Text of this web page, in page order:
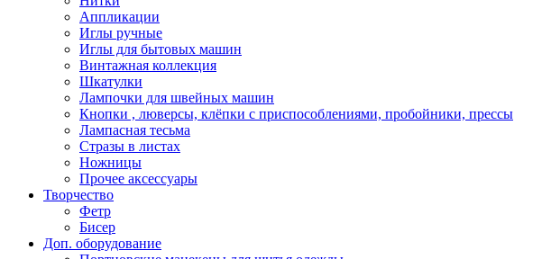
Аппликации
Иглы ручные
Иглы для бытовых машин
Винтажная коллекция
Шкатулки
Лампочки для швейных машин
Кнопки , люверсы, клёпки с приспособлениями, пробойники, прессы
Лампасная тесьма
Стразы в листах
Ножницы
Прочее аксессуары
Творчество
Фетр
Бисер
Доп. оборудование